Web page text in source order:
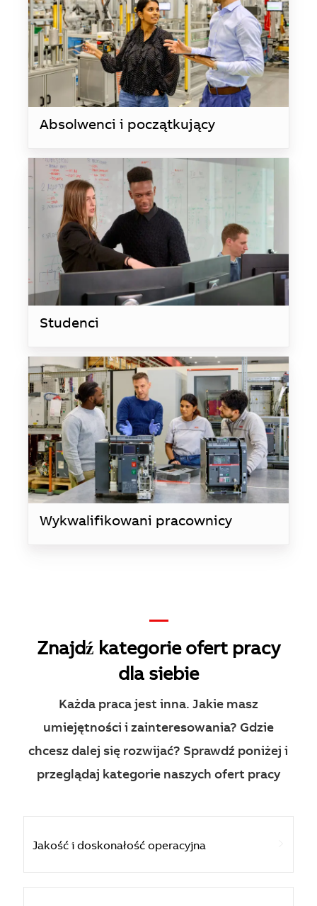
Absolwenci i początkujący
Studenci
Wykwalifikowani pracownicy
—
Znajdź kategorie ofert pracy
dla siebie
Każda praca jest inna. Jakie masz
umiejętności i zainteresowania? Gdzie
chcesz dalej się rozwijać? Sprawdź poniżej i
przeglądaj kategorie naszych ofert pracy
Jakość i doskonałość operacyjna